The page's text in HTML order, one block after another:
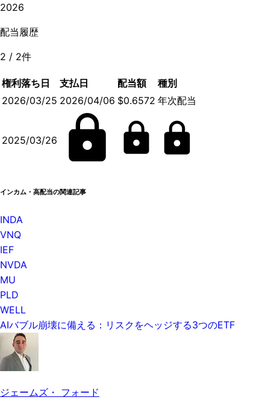
2026
配当履歴
2 / 2件
権利落ち日 支払日 配当額
種別
2026/03/25 2026/04/06 $0.6572 年次配当
2025/03/26
インカム・高配当の関連記事
INDA
VNQ
IEF
NVDA
MU
PLD
WELL
AIバブル崩壊に備える：リスクをヘッジする3つのETF
ジェームズ・ フォード